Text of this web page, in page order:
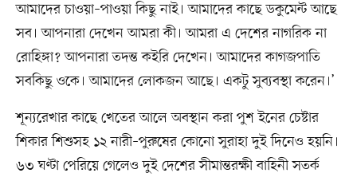
আমাদের চাওয়া–পাওয়া কিছু নাই। আমাদের কাছে ডকুমেন্ট আছে
সব। আপনারা দেখেন আমরা কী। আমরা এ দেশের নাগরিক না
রোহিঙ্গা? আপনারা তদন্ত কইরি দেখেন। আমাদের কাগজপাতি
সবকিছু ওকে। আমাদের লোকজন আছে। একটু সুব্যবস্থা করেন।’
শূন্যরেখার কাছে খেতের আলে অবস্থান করা পুশ ইনের চেষ্টার
শিকার শিশুসহ ১২ নারী–পুরুষের কোনো সুরাহা দুই দিনেও হয়নি।
৬৩ ঘণ্টা পেরিয়ে গেলেও দুই দেশের সীমান্তরক্ষী বাহিনী সতর্ক